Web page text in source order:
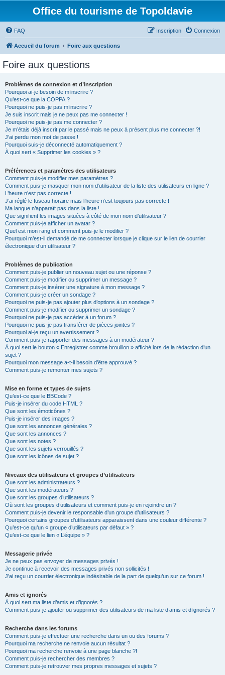
Office du tourisme de Topoldavie
FAQ Connexion
Inscription
Accueil du forum Foire aux questions
Foire aux questions
Problèmes de connexion et d’inscription
Pourquoi ai-je besoin de m’inscrire ?
Qu’est-ce que la COPPA ?
Pourquoi ne puis-je pas m’inscrire ?
Je suis inscrit mais je ne peux pas me connecter !
Pourquoi ne puis-je pas me connecter ?
Je m’étais déjà inscrit par le passé mais ne peux à présent plus me connecter ?!
J’ai perdu mon mot de passe !
Pourquoi suis-je déconnecté automatiquement ?
À quoi sert « Supprimer les cookies » ?
Préférences et paramètres des utilisateurs
Comment puis-je modifier mes paramètres ?
Comment puis-je masquer mon nom d’utilisateur de la liste des utilisateurs en ligne ?
L’heure n’est pas correcte !
J’ai réglé le fuseau horaire mais l’heure n’est toujours pas correcte !
Ma langue n’apparaît pas dans la liste !
Que signifient les images situées à côté de mon nom d’utilisateur ?
Comment puis-je afficher un avatar ?
Quel est mon rang et comment puis-je le modifier ?
Pourquoi m’est-il demandé de me connecter lorsque je clique sur le lien de courrier
électronique d’un utilisateur ?
Problèmes de publication
Comment puis-je publier un nouveau sujet ou une réponse ?
Comment puis-je modifier ou supprimer un message ?
Comment puis-je insérer une signature à mon message ?
Comment puis-je créer un sondage ?
Pourquoi ne puis-je pas ajouter plus d’options à un sondage ?
Comment puis-je modifier ou supprimer un sondage ?
Pourquoi ne puis-je pas accéder à un forum ?
Pourquoi ne puis-je pas transférer de pièces jointes ?
Pourquoi ai-je reçu un avertissement ?
Comment puis-je rapporter des messages à un modérateur ?
À quoi sert le bouton « Enregistrer comme brouillon » affiché lors de la rédaction d’un
sujet ?
Pourquoi mon message a-t-il besoin d’être approuvé ?
Comment puis-je remonter mes sujets ?
Mise en forme et types de sujets
Qu’est-ce que le BBCode ?
Puis-je insérer du code HTML ?
Que sont les émoticônes ?
Puis-je insérer des images ?
Que sont les annonces générales ?
Que sont les annonces ?
Que sont les notes ?
Que sont les sujets verrouillés ?
Que sont les icônes de sujet ?
Niveaux des utilisateurs et groupes d’utilisateurs
Que sont les administrateurs ?
Que sont les modérateurs ?
Que sont les groupes d’utilisateurs ?
Où sont les groupes d’utilisateurs et comment puis-je en rejoindre un ?
Comment puis-je devenir le responsable d’un groupe d’utilisateurs ?
Pourquoi certains groupes d’utilisateurs apparaissent dans une couleur différente ?
Qu’est-ce qu’un « groupe d’utilisateurs par défaut » ?
Qu’est-ce que le lien « L’équipe » ?
Messagerie privée
Je ne peux pas envoyer de messages privés !
Je continue à recevoir des messages privés non sollicités !
J’ai reçu un courrier électronique indésirable de la part de quelqu’un sur ce forum !
Amis et ignorés
À quoi sert ma liste d’amis et d’ignorés ?
Comment puis-je ajouter ou supprimer des utilisateurs de ma liste d’amis et d’ignorés ?
Recherche dans les forums
Comment puis-je effectuer une recherche dans un ou des forums ?
Pourquoi ma recherche ne renvoie aucun résultat ?
Pourquoi ma recherche renvoie à une page blanche ?!
Comment puis-je rechercher des membres ?
Comment puis-je retrouver mes propres messages et sujets ?